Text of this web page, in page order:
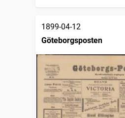
1899-04-12
Göteborgsposten